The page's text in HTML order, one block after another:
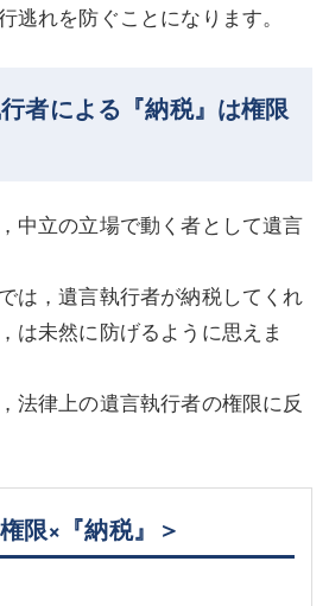
逃れを防ぐことになります。
者による『納税』は権限
中立の立場で動く者として遺言
は，遺言執行者が納税してくれ
は未然に防げるように思えま
法律上の遺言執行者の権限に反
限×『納税』＞